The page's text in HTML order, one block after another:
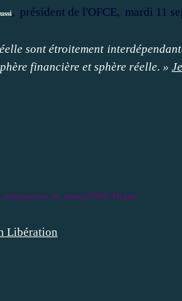
, président de l'OFCE, mardi 11
sont étroitement
financière et sphère réelle. »
tous_les_debats/278492.FR.php
Libération